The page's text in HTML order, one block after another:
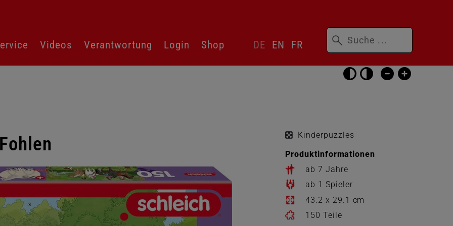
Barrierefrei-
Einstellungen
überspringen
Videos Verantwortung Login Shop
überspringen
DE EN FR
Suchbegriffe
Kinderpuzzles
Produktinformationen
ab 7 Jahre
ab 1 Spieler
43.2 x 29.1 cm
150 Teile